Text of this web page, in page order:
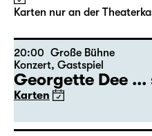
Karten nur an der
20:00 Große Bühne
Konzert, Gastspiel
Georgette Dee
Karten